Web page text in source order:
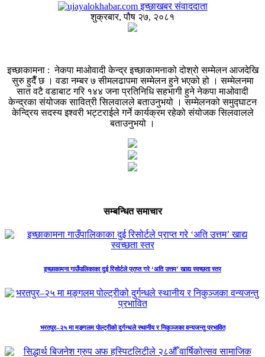
इच्छाखबर संवाददाता
शुक्रबार, पौष २७, २०८१
इच्छाकामना : नेकपा माओवादी केन्द्र इच्छाकामनाको दोश्रो सम्मेलन आजदेखि
सुरु हुदैँ छ । वडा नम्बर ७ सीमलढापमा सम्मेलन हुने भएको हो । सम्मेलनमा
सात वटै वडाबाट गरि १४४ जना प्रतिनिधि सहभागी हुने नेकपा माओवादी
केन्द्रका संयोजक सावित्री सिलवालले बताउनुभयो । सम्मेलनको समुद्घाटन
केन्द्रिय सदस्य इश्वरी भट्टराईले गर्ने कार्यक्रम रहेको संयोजक सिलवालले
बताउनुभयो ।
सम्बन्धित समाचार
इच्छाकामना गाउँपालिकाका दुई रिसोर्टले प्राप्त गरे ‘अति उत्तम’ खाद्य स्वच्छता स्तर
भरतपुर–२५ मा मङ्गलम पोल्ट्रीको दुर्गन्धले स्थानीय र निकुञ्जका वन्यजन्तु प्रभावित